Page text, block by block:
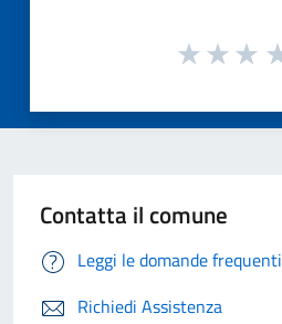
Contatta il comune
Leggi le domande frequenti
Richiedi Assistenza